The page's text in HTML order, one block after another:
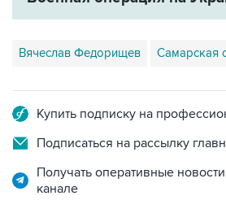
Вячеслав Федорищев Самарская
Купить подписку на
Подписаться на рассылку
Получать оперативные
канале